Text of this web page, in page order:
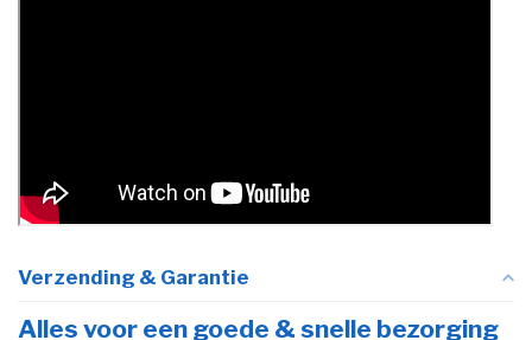
Verzending & Garantie
Alles voor een goede & snelle bezorging